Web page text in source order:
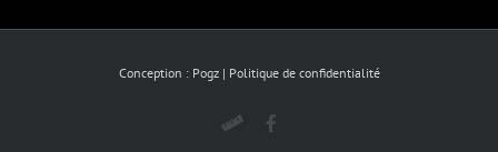
Conception : Pogz| Politique de confidentialité
Plannit